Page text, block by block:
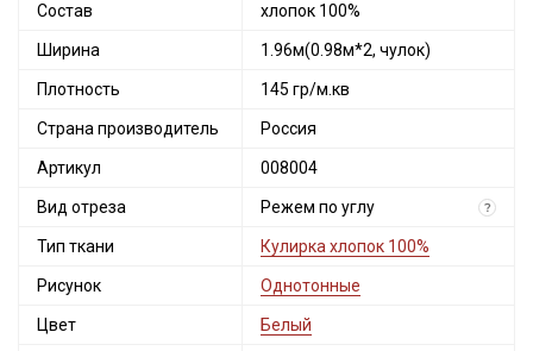
Состав хлопок 100%
Ширина 1.96м(0.98м*2, чулок)
Плотность 145 гр/м.кв
Страна производитель Россия
Артикул 008004
Вид отреза Режем по углу ?
Тип ткани Кулирка хлопок 100%
Рисунок Однотонные
Цвет Белый
Секретная рассылка от Купава